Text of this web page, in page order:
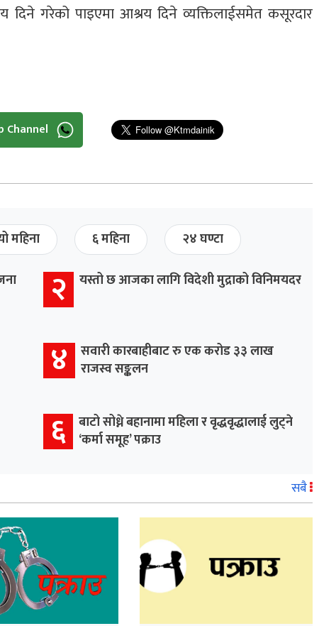
गरेको पाइएमा आश्रय दिने व्यक्तिलाईसमेत कसूरदार
Channel
महिना ६ महिना २४ घण्टा
२ यस्तो छ आजका लागि विदेशी मुद्राको विनिमयदर
४ सवारी कारबाहीबाट रु एक करोड ३३ लाख
राजस्व सङ्कलन
६ बाटो सोध्ने बहानामा महिला र वृद्धवृद्धालाई लुट्ने
‘कर्मा समूह’ पक्राउ
सबै